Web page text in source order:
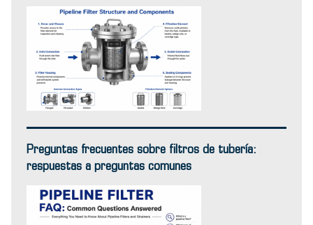
Preguntas frecuentes sobre filtros de tubería:
respuestas a preguntas comunes